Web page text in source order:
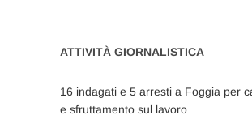
ATTIVITÀ GIORNALISTICA
16 indagati e 5 arresti a Foggia per
e sfruttamento sul lavoro